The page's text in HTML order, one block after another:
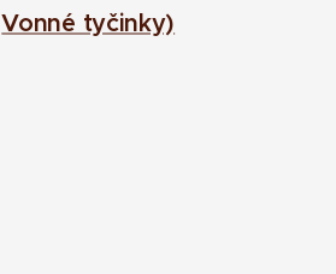
Vonné tyčinky)